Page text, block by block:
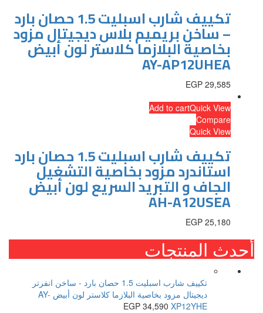
تكييف شارب اسبليت 1.5 حصان بارد
– ساخن بريميم بلاس ديجيتال مزود
بخاصية البلازما كلاستر لون أبيض
AY-AP12UHEA
EGP 29,585
Add to cartQuick View
Compare
Quick View
تكييف شارب اسبليت 1.5 حصان بارد
استاندرد مزود بخاصية التشغيل
الجاف و التبريد السريع لون أبيض
AH-A12USEA
EGP 25,180
أحدث المنتجات
تكييف شارب اسبليت 1.5 حصان بارد - ساخن انفرتر
ديجيتال مزود بخاصية البلازما كلاستر لون أبيض AY-
XP12YHE
EGP 34,590